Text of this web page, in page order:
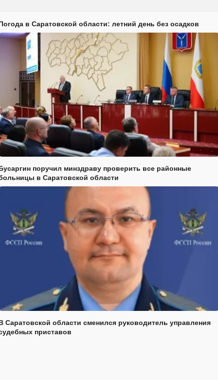
в Саратовской области: летний день без осадков
поручил минздраву проверить все районные
в Саратовской области
Саратовской области сменился руководитель управления
приставов